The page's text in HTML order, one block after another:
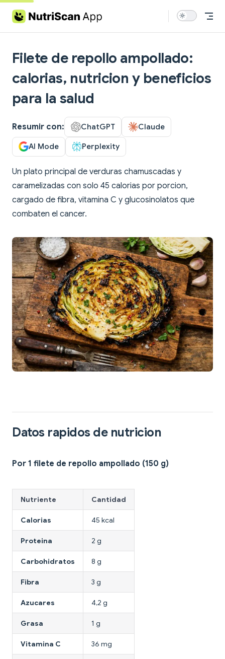
Skip to content
Filete de repollo ampollado:
calorias, nutricion y beneficios
para la salud
Resumir con: ChatGPT Claude
AI Mode Perplexity
Un plato principal de verduras chamuscadas y
caramelizadas con solo 45 calorias por porcion,
cargado de fibra, vitamina C y glucosinolatos que
combaten el cancer.
Datos rapidos de nutricion
Por 1 filete de repollo ampollado (150 g)
Nutriente Cantidad
Calorias 45 kcal
Proteina 2 g
Carbohidratos 8 g
Fibra 3 g
Azucares 4,2 g
Grasa 1 g
Vitamina C 36 mg